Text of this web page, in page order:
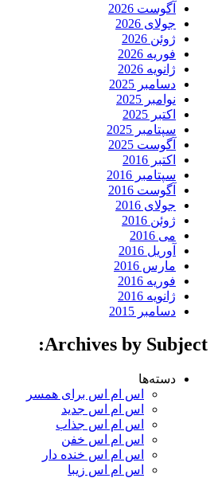
آگوست 2026
جولای 2026
ژوئن 2026
فوریه 2026
ژانویه 2026
دسامبر 2025
نوامبر 2025
اکتبر 2025
سپتامبر 2025
آگوست 2025
اکتبر 2016
سپتامبر 2016
آگوست 2016
جولای 2016
ژوئن 2016
می 2016
آوریل 2016
مارس 2016
فوریه 2016
ژانویه 2016
دسامبر 2015
Archives by Subject:
دسته‌ها
اس ام اس برای همسر
اس ام اس جدید
اس ام اس جذاب
اس ام اس خفن
اس ام اس خنده دار
اس ام اس زیبا